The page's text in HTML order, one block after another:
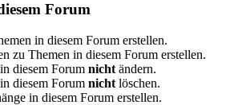
Forum
in diesem Forum erstellen.
zu Themen in diesem Forum erstellen.
diesem Forum nicht ändern.
diesem Forum nicht löschen.
in diesem Forum erstellen.